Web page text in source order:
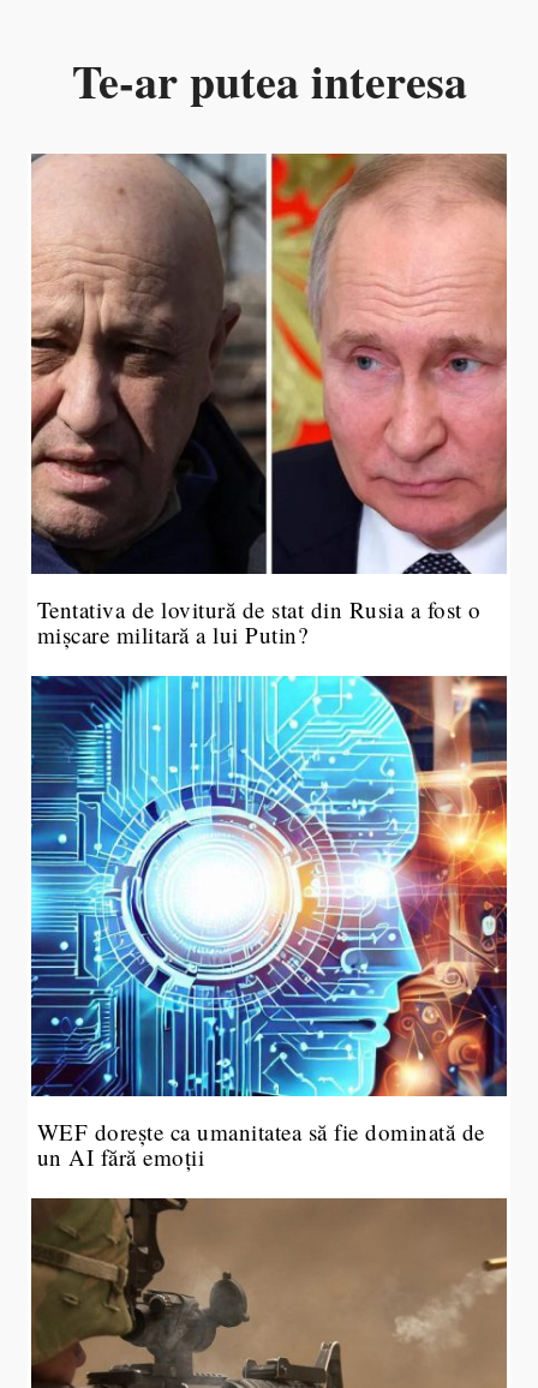
Te-ar putea interesa
Tentativa de lovitură de stat din Rusia a fost o
mișcare militară a lui Putin?
WEF dorește ca umanitatea să fie dominată de
un AI fără emoții